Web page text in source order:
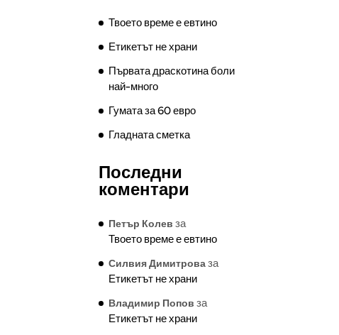
Твоето време е евтино
Етикетът не храни
Първата драскотина боли
най-много
Гумата за 60 евро
Гладната сметка
Последни
коментари
Петър Колев за
Твоето време е евтино
Силвия Димитроваза
Етикетът не храни
Владимир Попов за
Етикетът не храни